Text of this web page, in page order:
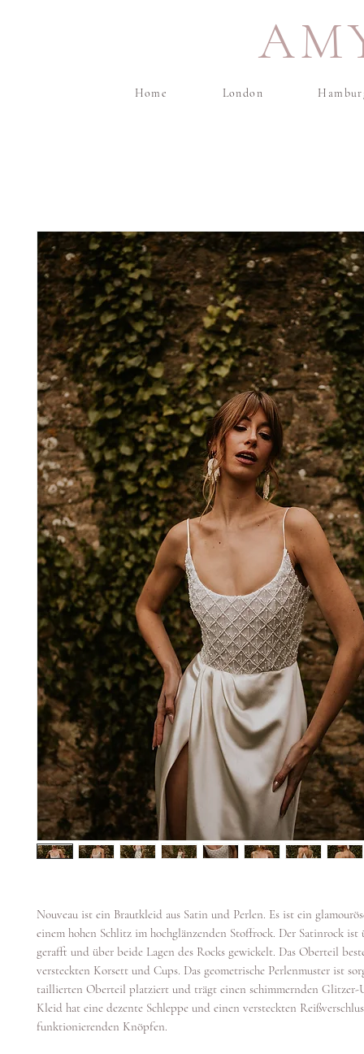
Home London
Nouveau ist ein Brautkleid aus Satin und Perlen. Es ist ein
einem hohen Schlitz im hochglänzenden Stoffrock. Der Satinrock ist
gerafft und über beide Lagen des Rocks gewickelt. Das Oberteil
versteckten Korsett und Cups. Das geometrische Perlenmuster ist
taillierten Oberteil platziert und trägt einen schimmernden Glitzer-
Kleid hat eine dezente Schleppe und einen versteckten
funktionierenden Knöpfen.